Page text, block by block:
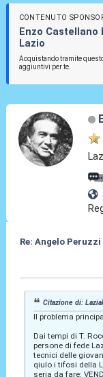
CONTENUTO
Enzo
Lazio
Acquistando tramite
aggiuntivi per te.
Re: Angelo
Citazione di:
Il problema
Dai tempi di T.
persone di fede
tecnici delle
qiulo i tifosi della
seria da fare: